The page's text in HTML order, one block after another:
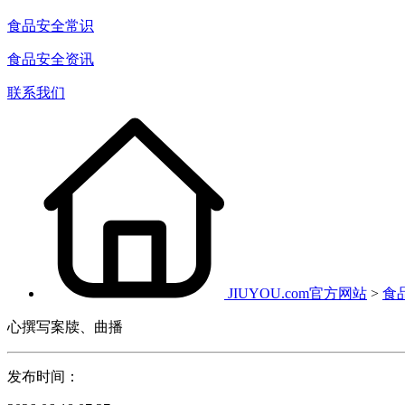
食品安全常识
食品安全资讯
联系我们
JIUYOU.com官方网站 > 食
心撰写案牍、曲播
发布时间：